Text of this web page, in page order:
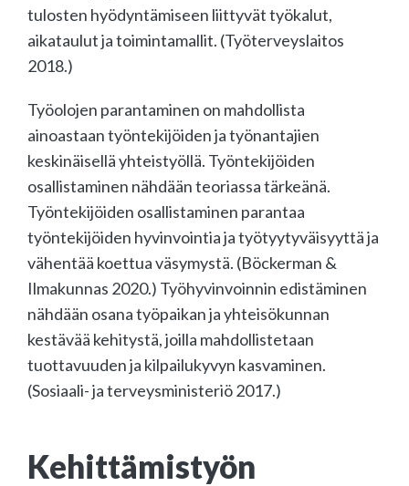
tulosten hyödyntämiseen liittyvät työkalut,
aikataulut ja toimintamallit. (Työterveyslaitos
2018.)
Työolojen parantaminen on mahdollista
ainoastaan työntekijöiden ja työnantajien
keskinäisellä yhteistyöllä. Työntekijöiden
osallistaminen nähdään teoriassa tärkeänä.
Työntekijöiden osallistaminen parantaa
työntekijöiden hyvinvointia ja työtyytyväisyyttä ja
vähentää koettua väsymystä. (Böckerman &
Ilmakunnas 2020.) Työhyvinvoinnin edistäminen
nähdään osana työpaikan ja yhteisökunnan
kestävää kehitystä, joilla mahdollistetaan
tuottavuuden ja kilpailukyvyn kasvaminen.
(Sosiaali- ja terveysministeriö 2017.)
Kehittämistyön